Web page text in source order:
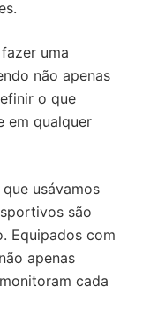
uma
não apenas
o que
em qualquer
usávamos
são
Equipados com
apenas
cada